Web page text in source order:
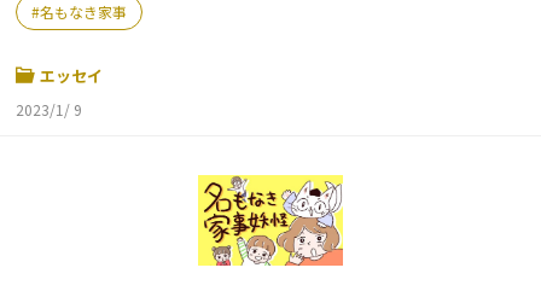
名もなき家事
エッセイ
2023/1/ 9